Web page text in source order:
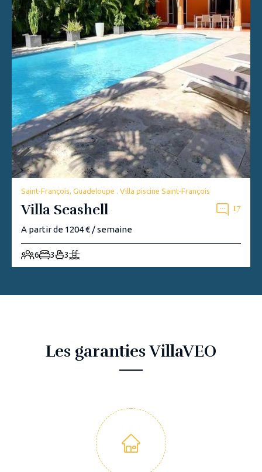
Saint-François, Guadeloupe . Villa piscine Saint-François
Villa Seashell 17
A partir de 1204 € / semaine
6 3 3
Les garanties VillaVEO